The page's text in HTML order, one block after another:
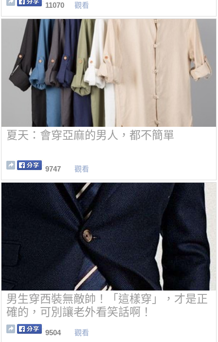
11070 觀看
夏天：會穿亞麻的男人，都不簡單
9747 觀看
男生穿西裝無敵帥！「這樣穿」，才是正
確的，可別讓老外看笑話啊！
9504 觀看